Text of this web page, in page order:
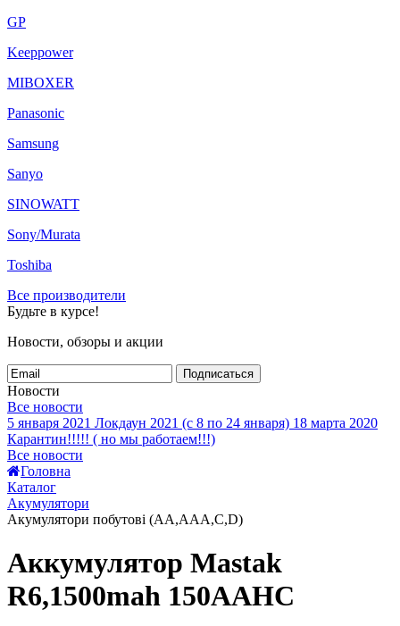
GP
Keeppower
MIBOXER
Panasonic
Samsung
Sanyo
SINOWATT
Sony/Murata
Toshiba
Все производители
Будьте в курсе!
Новости, обзоры и акции
Подписаться
Новости
Все новости
5 января 2021 Локдаун 2021 (с 8 по 24 января) 18 марта 2020
Карантин!!!!! ( но мы работаем!!!)
Все новости
Головна
Каталог
Акумулятори
Акумулятори побутові (AA,AAA,C,D)
Аккумулятор Mastak
R6,1500mah 150AAHC